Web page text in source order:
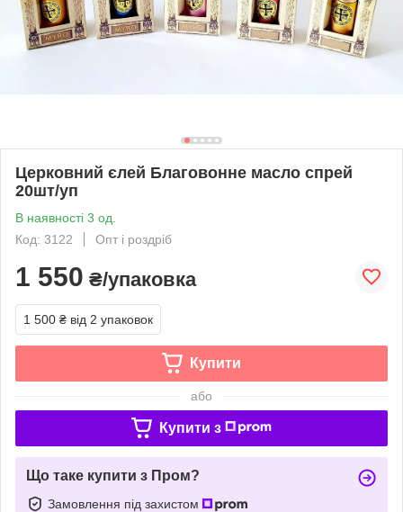
Церковний єлей Благовонне масло спрей
20шт/уп
В наявності 3 од.
Код: 3122
Опт і роздріб
1 550 ₴/упаковка
1 500 ₴ від 2 упаковок
Купити
або
Купити з
Що таке купити з Пром?
Замовлення під захистом